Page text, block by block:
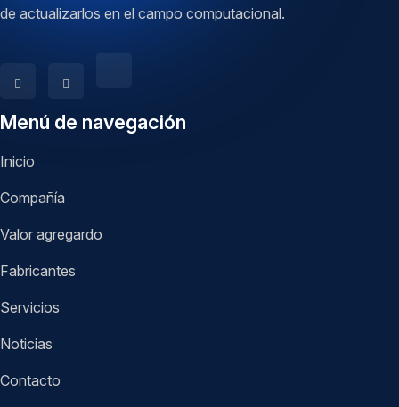
de actualizarlos en el campo computacional.
Menú de navegación
Inicio
Compañía
Valor agregardo
Fabricantes
Servicios
Noticias
Contacto